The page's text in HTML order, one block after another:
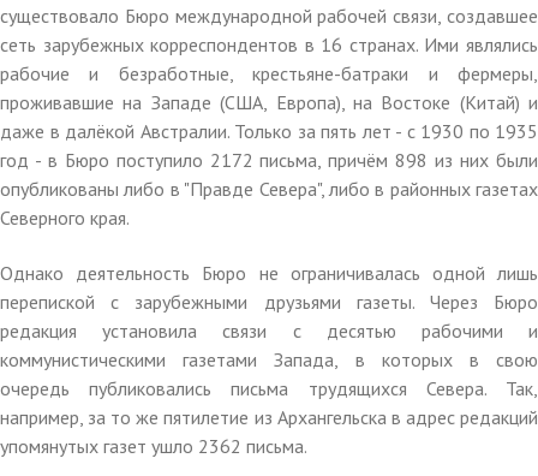
существовало Бюро международной рабочей связи, создавшее
сеть зарубежных корреспондентов в 16 странах. Ими являлись
рабочие и безработные, крестьяне-батраки и фермеры,
проживавшие на Западе (США, Европа), на Востоке (Китай) и
даже в далёкой Австралии. Только за пять лет - с 1930 по 1935
год - в Бюро поступило 2172 письма, причём 898 из них были
опубликованы либо в "Правде Севера", либо в районных газетах
Северного края.
Однако деятельность Бюро не ограничивалась одной лишь
перепиской с зарубежными друзьями газеты. Через Бюро
редакция установила связи с десятью рабочими и
коммунистическими газетами Запада, в которых в свою
очередь публиковались письма трудящихся Севера. Так,
например, за то же пятилетие из Архангельска в адрес редакций
упомянутых газет ушло 2362 письма.